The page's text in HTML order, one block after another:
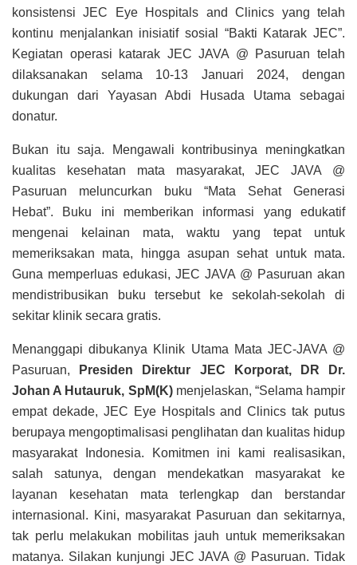
konsistensi JEC Eye Hospitals and Clinics yang telah
kontinu menjalankan inisiatif sosial “Bakti Katarak JEC”.
Kegiatan operasi katarak JEC JAVA @ Pasuruan telah
dilaksanakan selama 10-13 Januari 2024, dengan
dukungan dari Yayasan Abdi Husada Utama sebagai
donatur.
Bukan itu saja. Mengawali kontribusinya meningkatkan
kualitas kesehatan mata masyarakat, JEC JAVA @
Pasuruan meluncurkan buku “Mata Sehat Generasi
Hebat”. Buku ini memberikan informasi yang edukatif
mengenai kelainan mata, waktu yang tepat untuk
memeriksakan mata, hingga asupan sehat untuk mata.
Guna memperluas edukasi, JEC JAVA @ Pasuruan akan
mendistribusikan buku tersebut ke sekolah-sekolah di
sekitar klinik secara gratis.
Menanggapi dibukanya Klinik Utama Mata JEC-JAVA @
Pasuruan,
Presiden Direktur JEC Korporat, DR Dr.
Johan A Hutauruk, SpM(K) menjelaskan, “Selama hampir
empat dekade, JEC Eye Hospitals and Clinics tak putus
berupaya mengoptimalisasi penglihatan dan kualitas hidup
masyarakat Indonesia. Komitmen ini kami realisasikan,
salah satunya, dengan mendekatkan masyarakat ke
layanan kesehatan mata terlengkap dan berstandar
internasional. Kini, masyarakat Pasuruan dan sekitarnya,
tak perlu melakukan mobilitas jauh untuk memeriksakan
matanya. Silakan kunjungi JEC JAVA @ Pasuruan. Tidak